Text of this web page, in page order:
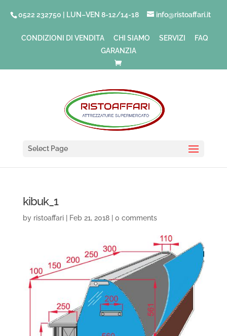
0522 232750 | LUN–VEN 8-12/14-18 info@ristoaffari.it
CONDIZIONI DI VENDITA CHI SIAMO SERVIZI
FAQ
GARANZIA
Select Page
kibuk_1
by ristoaffari| Feb 21, 2018| 0 comments